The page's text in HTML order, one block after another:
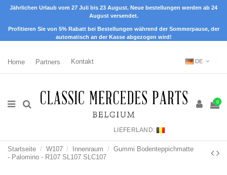
Jährlichen Urlaub vom 27 Juli bis 23 August. Neue bestellungen werden ab 24
August versendet.
Profitieren Sie von 5% Rabatt bei Bestellungen während der Sommerpause, der
automatisch an der Kasse abgezogen wird!
Home Partners Kontakt DE
0
LIEFERLAND:
Startseite W107 Innenraum
Gummi Bodenteppichmatte
- Palomino - R107 SL107 SLC107